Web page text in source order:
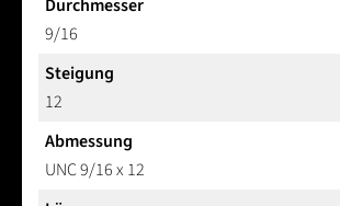
Durchmesser
9/16
Steigung
12
Abmessung
UNC 9/16 x 12